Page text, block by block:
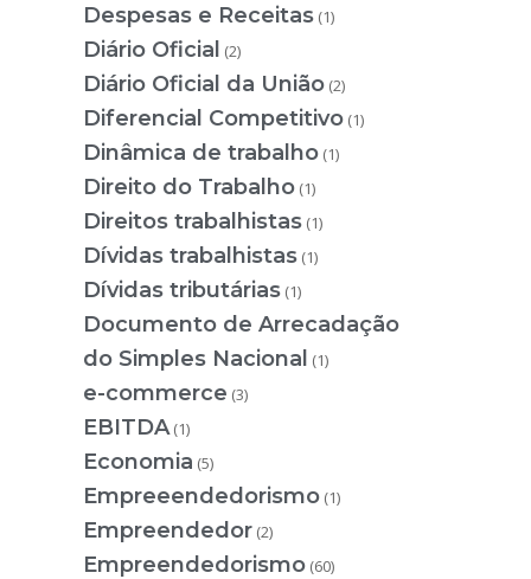
Despesas e Receitas (1)
Diário Oficial (2)
Diário Oficial da União (2)
Diferencial Competitivo (1)
Dinâmica de trabalho (1)
Direito do Trabalho (1)
Direitos trabalhistas (1)
Dívidas trabalhistas (1)
Dívidas tributárias (1)
Documento de Arrecadação
do Simples Nacional (1)
e-commerce (3)
EBITDA (1)
Economia (5)
Empreeendedorismo (1)
Empreendedor (2)
Empreendedorismo (60)